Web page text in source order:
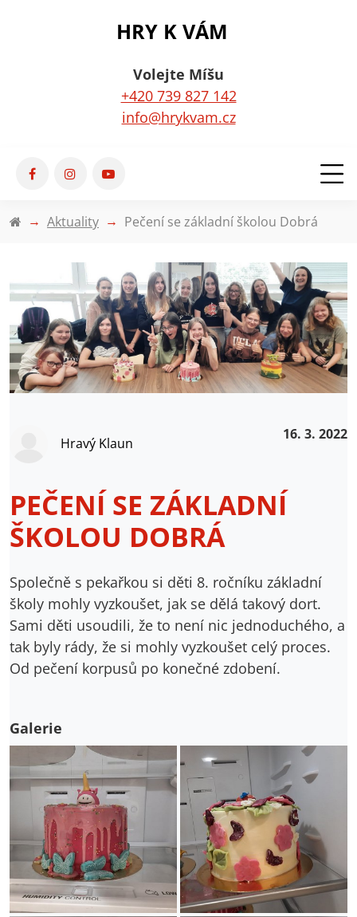
HRY K VÁM
Volejte Míšu
+420 739 827 142
info@hrykvam.cz
Aktuality Pečení se základní školou Dobrá
Hravý Klaun
16. 3. 2022
PEČENÍ SE ZÁKLADNÍ
ŠKOLOU DOBRÁ
Společně s pekařkou si děti 8. ročníku základní
školy mohly vyzkoušet, jak se dělá takový dort.
Sami děti usoudili, že to není nic jednoduchého, a
tak byly rády, že si mohly vyzkoušet celý proces.
Od pečení korpusů po konečné zdobení.
Galerie